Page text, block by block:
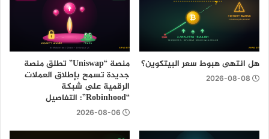
هل انتهى هبوط سعر البيتكوين؟
2026-08-08
منصة “Uniswap” تطلق منصة
جديدة تسمح بإطلاق العملات
الرقمية على شبكة
“Robinhood”: التفاصيل
2026-08-06